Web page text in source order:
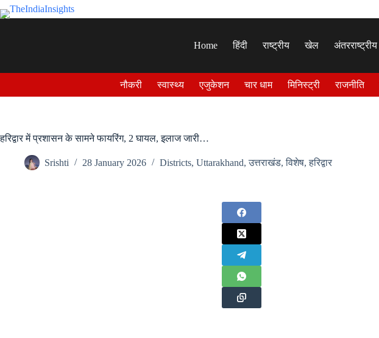
Skip
to
Home
हिंदी राष्ट्रीय खेल अंतरराष्ट्रीय
नौकरी स्वास्थ्य एजुकेशन चार धाम मिनिस्ट्री राजनीति
हरिद्वार में प्रशासन के सामने फायरिंग, 2 घायल, इलाज जारी…
Srishti 28 January 2026 Districts, Uttarakhand,उत्तराखंड,विशेष,हरिद्वार